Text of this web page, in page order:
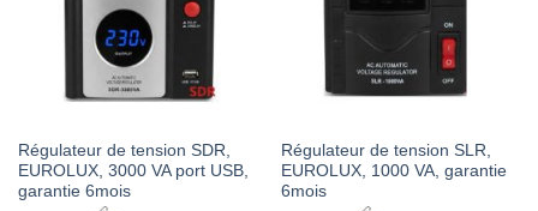
Régulateur de tension SDR,
EUROLUX, 3000 VA port USB,
garantie 6mois
Régulateur de tension SLR,
EUROLUX, 1000 VA, garantie
6mois